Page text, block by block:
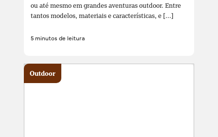
ou até mesmo em grandes aventuras outdoor. Entre
tantos modelos, materiais e características, e [...]
5 minutos de leitura
Outdoor